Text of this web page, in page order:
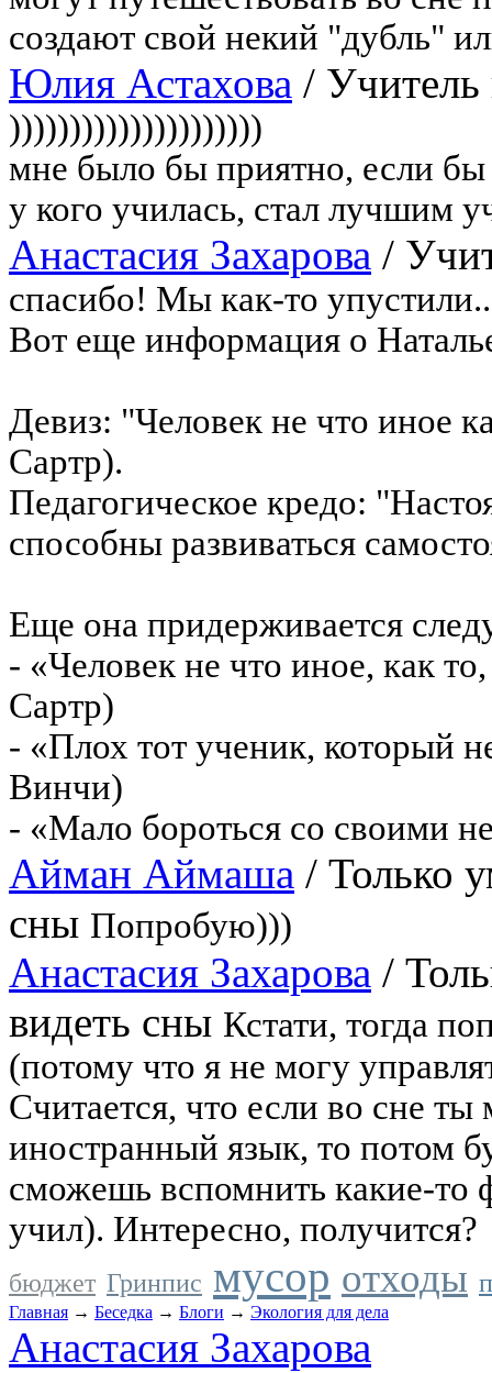
создают свой некий "дубль"
Юлия Астахова / Учитель
)))))))))))))))))))))
мне было бы приятно, если бы
у кого училась, стал лучшим
Анастасия Захарова /
спасибо! Мы как-то
Вот еще информация о
Девиз: "Человек не что иное
Сартр).
Педагогическое кредо:
способны развиваться
Еще она придерживается
- «Человек не что иное, как
Сартр)
- «Плох тот ученик, который
Винчи)
- «Мало бороться со своими
Айман Аймаша / Только
сны Попробую)))
Анастасия Захарова /
видеть сны Кстати, тогда
(потому что я не могу
Считается, что если во сне
иностранный язык, то потом
сможешь вспомнить какие-то
учил). Интересно, получится?
бюджет Гринпис мусор отходы
Главная → Беседка → Блоги → Экология для дела
Анастасия Захарова